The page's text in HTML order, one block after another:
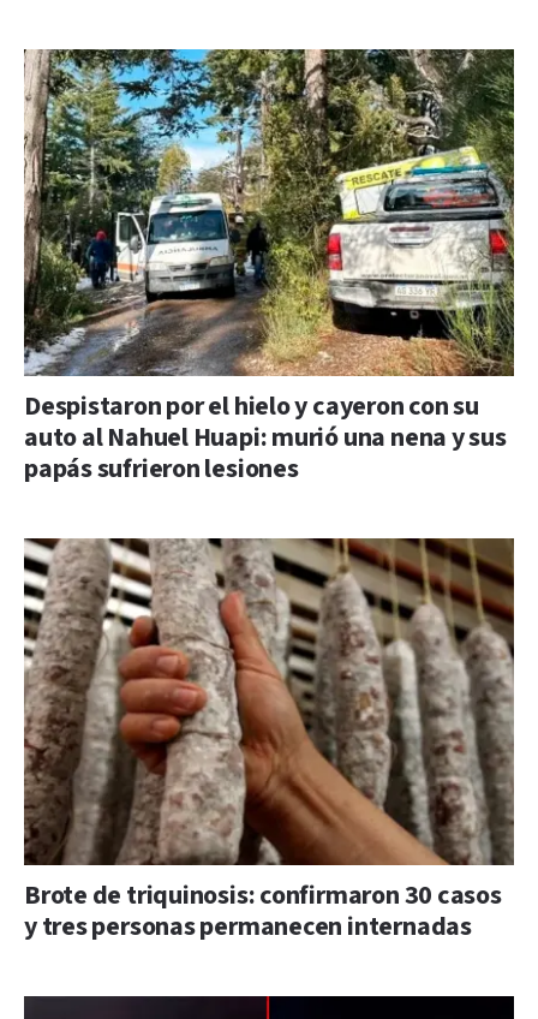
Despistaron por el hielo y cayeron con su
auto al Nahuel Huapi: murió una nena y sus
papás sufrieron lesiones
Brote de triquinosis: confirmaron 30 casos
y tres personas permanecen internadas